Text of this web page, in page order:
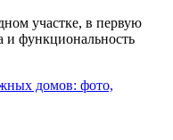
участке, в первую
и функциональность
домов: фото,